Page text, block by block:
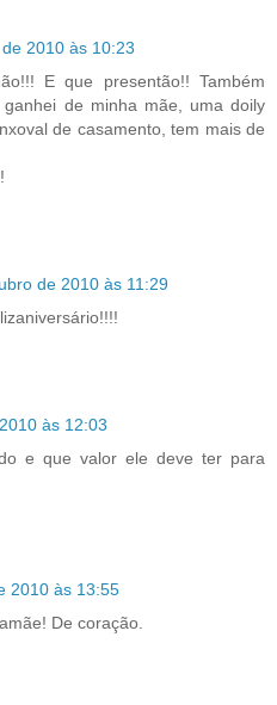
2010 às 10:23
E que presentão!! Também
de minha mãe, uma doily
de casamento, tem mais de
de 2010 às 11:29
às 12:03
e que valor ele deve ter para
2010 às 13:55
De coração.